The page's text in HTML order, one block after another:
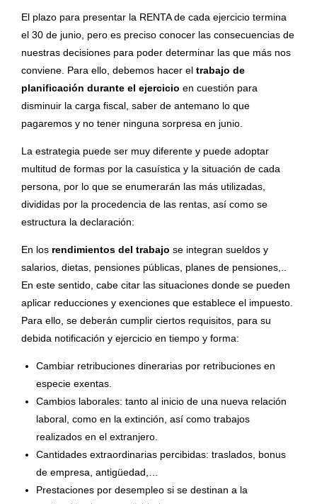
El plazo para presentar la RENTA de cada ejercicio termina
el 30 de junio, pero es preciso conocer las consecuencias de
nuestras decisiones para poder determinar las que más nos
conviene. Para ello, debemos hacer el trabajo de
planificación durante el ejercicio en cuestión para
disminuir la carga fiscal, saber de antemano lo que
pagaremos y no tener ninguna sorpresa en junio.
La estrategia puede ser muy diferente y puede adoptar
multitud de formas por la casuística y la situación de cada
persona, por lo que se enumerarán las más utilizadas,
divididas por la procedencia de las rentas, así como se
estructura la declaración:
En los rendimientos del trabajo se integran sueldos y
salarios, dietas, pensiones públicas, planes de pensiones,..
En este sentido, cabe citar las situaciones donde se pueden
aplicar reducciones y exenciones que establece el impuesto.
Para ello, se deberán cumplir ciertos requisitos, para su
debida notificación y ejercicio en tiempo y forma:
Cambiar retribuciones dinerarias por retribuciones en
especie exentas.
Cambios laborales: tanto al inicio de una nueva relación
laboral, como en la extinción, así como trabajos
realizados en el extranjero.
Cantidades extraordinarias percibidas: traslados, bonus
de empresa, antigüedad,…
Prestaciones por desempleo si se destinan a la